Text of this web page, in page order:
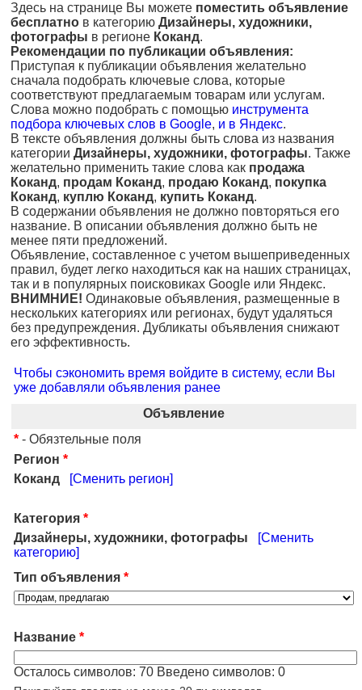
Здесь на странице Вы можете поместить объявление
бесплатно в категорию Дизайнеры, художники,
фотографы в регионе Коканд.
Рекомендации по публикации объявления:
Приступая к публикации объявления желательно
сначала подобрать ключевые слова, которые
соответствуют предлагаемым товарам или услугам.
Слова можно подобрать с помощью инструмента
подбора ключевых слов в Google, и в Яндекс.
В тексте объявления должны быть слова из названия
категории Дизайнеры, художники, фотографы. Также
желательно применить такие слова как продажа
Коканд, продам Коканд, продаю Коканд, покупка
Коканд, куплю Коканд, купить Коканд.
В содержании объявления не должно повторяться его
название. В описании объявления должно быть не
менее пяти предложений.
Объявление, составленное с учетом вышеприведенных
правил, будет легко находиться как на наших страницах,
так и в популярных поисковиках Google или Яндекс.
ВНИМНИЕ! Одинаковые объявления, размещенные в
нескольких категориях или регионах, будут удаляться
без предупреждения. Дубликаты объявления снижают
его эффективность.
Чтобы сэкономить время войдите в систему, если Вы
уже добавляли объявления ранее
Объявление
* - Обязтельные поля
Регион *
Коканд
[Сменить регион]
Категория *
Дизайнеры, художники, фотографы
[Сменить
категорию]
Тип объявления *
Название *
Осталось символов: 70 Введено символов: 0